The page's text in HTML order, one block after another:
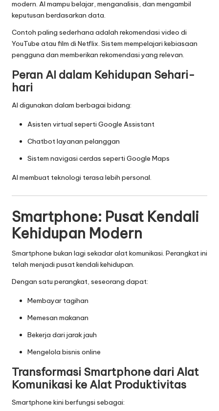
modern. AI mampu belajar, menganalisis, dan mengambil
keputusan berdasarkan data.
Contoh paling sederhana adalah rekomendasi video di
YouTube atau film di Netflix. Sistem mempelajari kebiasaan
pengguna dan memberikan rekomendasi yang relevan.
Peran AI dalam Kehidupan Sehari-
hari
AI digunakan dalam berbagai bidang:
Asisten virtual seperti Google Assistant
Chatbot layanan pelanggan
Sistem navigasi cerdas seperti Google Maps
AI membuat teknologi terasa lebih personal.
Smartphone: Pusat Kendali
Kehidupan Modern
Smartphone bukan lagi sekadar alat komunikasi. Perangkat ini
telah menjadi pusat kendali kehidupan.
Dengan satu perangkat, seseorang dapat:
Membayar tagihan
Memesan makanan
Bekerja dari jarak jauh
Mengelola bisnis online
Transformasi Smartphone dari Alat
Komunikasi ke Alat Produktivitas
Smartphone kini berfungsi sebagai: